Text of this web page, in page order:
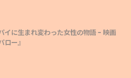
イに生まれ変わった女性の物語 ｰ 映画
ロー』